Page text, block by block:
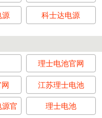
源 科士达电源
理士电池官网
江苏理士电池
源官
理士电池